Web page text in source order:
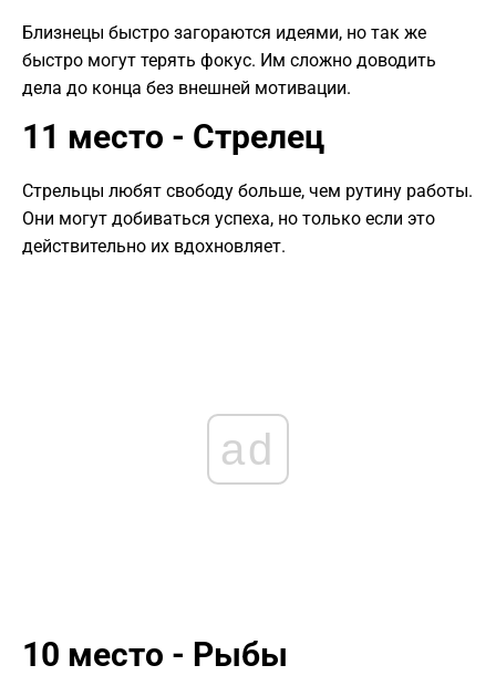
Близнецы быстро загораются идеями, но так же
быстро могут терять фокус. Им сложно доводить
дела до конца без внешней мотивации.
11 место - Стрелец
Стрельцы любят свободу больше, чем рутину работы.
Они могут добиваться успеха, но только если это
действительно их вдохновляет.
ad
10 место - Рыбы